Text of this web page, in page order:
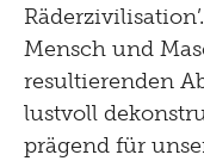
Mensch und
resultierenden
lustvoll
prägend für